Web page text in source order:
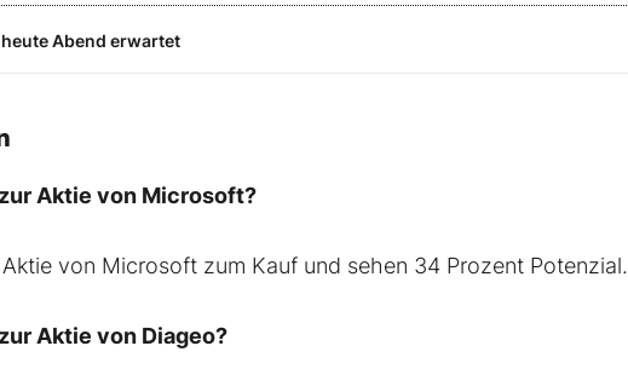
Abend erwartet
Aktie von Microsoft?
von Microsoft zum Kauf und sehen 34 Prozent Potenzial.
Aktie von Diageo?